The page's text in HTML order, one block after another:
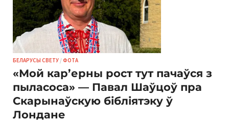
БЕЛАРУСЫ СВЕТУ /ФОТА
«Мой кар’ерны рост тут пачаўся з
пыласоса» — Павал Шаўцоў пра
Скарынаўскую бібліятэку ў
Лондане